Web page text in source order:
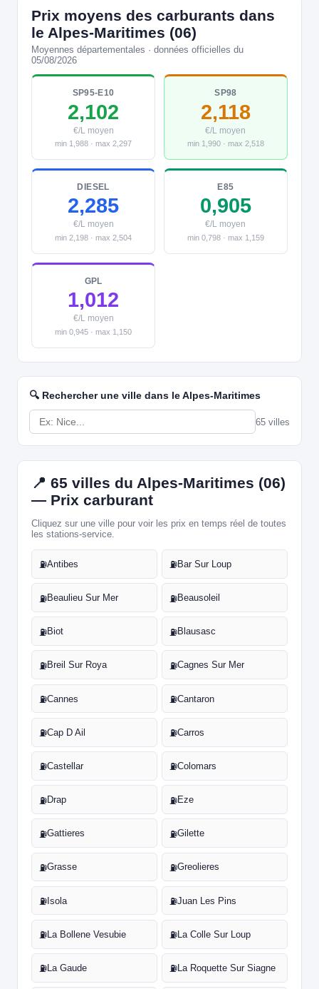
Prix moyens des carburants dans
le Alpes-Maritimes (06)
Moyennes départementales · données officielles du
05/08/2026
SP95-E10
2,102
€/L moyen
min 1,988 · max 2,297
SP98
2,118
€/L moyen
min 1,990 · max 2,518
DIESEL
2,285
€/L moyen
min 2,198 · max 2,504
E85
0,905
€/L moyen
min 0,798 · max 1,159
GPL
1,012
€/L moyen
min 0,945 · max 1,150
🔍 Rechercher une ville dans le Alpes-Maritimes
65 villes
📍 65 villes du Alpes-Maritimes (06)
— Prix carburant
Cliquez sur une ville pour voir les prix en temps réel de toutes
les stations-service.
⛽Antibes ⛽Bar Sur Loup
⛽Beaulieu Sur Mer ⛽Beausoleil
⛽Biot ⛽Blausasc
⛽Breil Sur Roya ⛽Cagnes Sur Mer
⛽Cannes ⛽Cantaron
⛽Cap D Ail ⛽Carros
⛽Castellar ⛽Colomars
⛽Drap ⛽Eze
⛽Gattieres ⛽Gilette
⛽Grasse ⛽Greolieres
⛽Isola ⛽Juan Les Pins
⛽La Bollene Vesubie ⛽La Colle Sur Loup
⛽La Gaude ⛽La Roquette Sur Siagne